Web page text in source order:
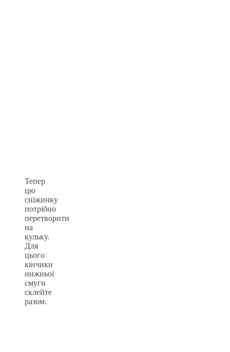
Тепер
цю
сніжинку
потрібно
перетворити
на
кульку.
Для
цього
кінчики
нижньої
смуги
склейте
разом.